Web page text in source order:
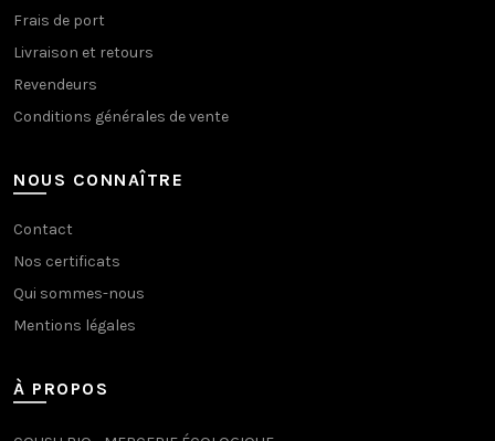
Frais de port
Livraison et retours
Revendeurs
Conditions générales de vente
NOUS CONNAÎTRE
Contact
Nos certificats
Qui sommes-nous
Mentions légales
À PROPOS